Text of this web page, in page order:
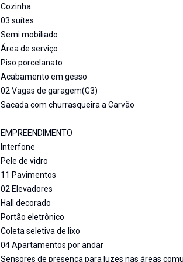
Cozinha
03 suítes
Semi mobiliado
Área de serviço
Piso porcelanato
Acabamento em gesso
02 Vagas de garagem(G3)
Sacada com churrasqueira a Carvão
EMPREENDIMENTO
Interfone
Pele de vidro
11 Pavimentos
02 Elevadores
Hall decorado
Portão eletrônico
Coleta seletiva de lixo
04 Apartamentos por andar
Sensores de presença para luzes nas áreas